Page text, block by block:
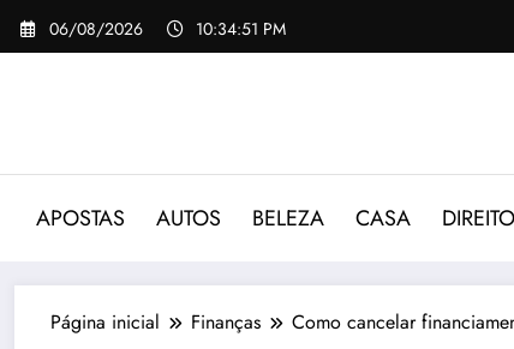
Pular
para
06/08/2026 10:34:52 PM
APOSTAS AUTOS BELEZA CASA
Página inicial Finanças Como cancelar